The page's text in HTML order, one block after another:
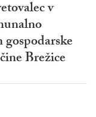
v
Brežice